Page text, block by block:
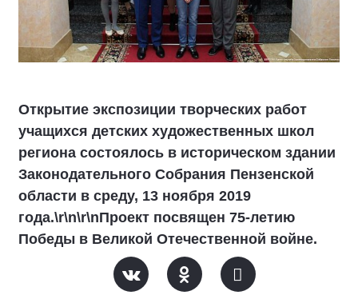
Открытие экспозиции творческих работ
учащихся детских художественных школ
региона состоялось в историческом здании
Законодательного Собрания Пензенской
области в среду, 13 ноября 2019
года.\r\n\r\nПроект посвящен 75-летию
Победы в Великой Отечественной войне.